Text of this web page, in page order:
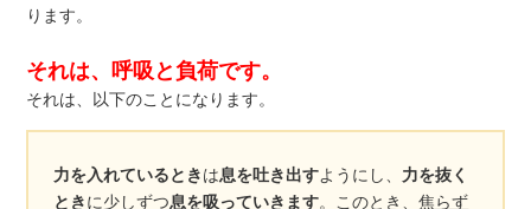
ります。
それは、呼吸と負荷です。
それは、以下のことになります。
力を入れているときは息を吐き出すようにし、 力を抜く
ときに少しずつ息を吸っていきます。このとき、焦らず